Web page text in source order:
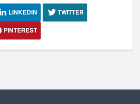
LINKEDIN
TWITTER
PINTEREST